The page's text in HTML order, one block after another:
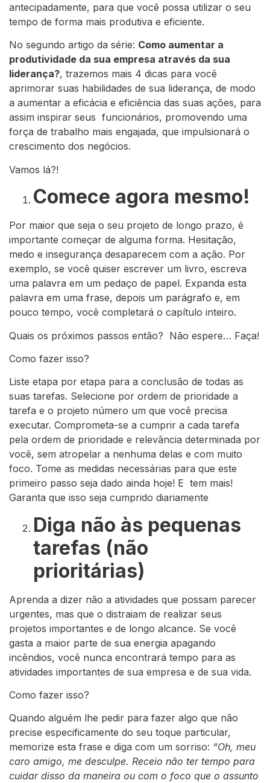
antecipadamente, para que você possa utilizar o seu
tempo de forma mais produtiva e eficiente.
No segundo artigo da série: Como aumentar a
produtividade da sua empresa através da sua
liderança?, trazemos mais 4 dicas para você
aprimorar suas habilidades de sua liderança, de modo
a aumentar a eficácia e eficiência das suas ações, para
assim inspirar seus funcionários, promovendo uma
força de trabalho mais engajada, que impulsionará o
crescimento dos negócios.
Vamos lá?!
Comece agora mesmo!
Por maior que seja o seu projeto de longo prazo, é
importante começar de alguma forma. Hesitação,
medo e insegurança desaparecem com a ação. Por
exemplo, se você quiser escrever um livro, escreva
uma palavra em um pedaço de papel. Expanda esta
palavra em uma frase, depois um parágrafo e, em
pouco tempo, você completará o capítulo inteiro.
Quais os próximos passos então? Não espere… Faça!
Como fazer isso?
Liste etapa por etapa para a conclusão de todas as
suas tarefas. Selecione por ordem de prioridade a
tarefa e o projeto número um que você precisa
executar. Comprometa-se a cumprir a cada tarefa
pela ordem de prioridade e relevância determinada por
você, sem atropelar a nenhuma delas e com muito
foco. Tome as medidas necessárias para que este
primeiro passo seja dado ainda hoje! E tem mais!
Garanta que isso seja cumprido diariamente
Diga não às pequenas
tarefas (não
prioritárias)
Aprenda a dizer não a atividades que possam parecer
urgentes, mas que o distraiam de realizar seus
projetos importantes e de longo alcance. Se você
gasta a maior parte de sua energia apagando
incêndios, você nunca encontrará tempo para as
atividades importantes de sua empresa e de sua vida.
Como fazer isso?
Quando alguém lhe pedir para fazer algo que não
precise especificamente do seu toque particular,
memorize esta frase e diga com um sorriso: “Oh, meu
caro amigo, me desculpe. Receio não ter tempo para
cuidar disso da maneira ou com o foco que o assunto